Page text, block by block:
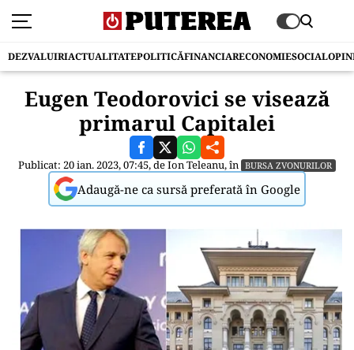
DEZVALUIRIACTUALITATEPOLITICĂFINANCIARECONOMIESOCIAL
Eugen Teodorovici se visează
primarul Capitalei
Publicat: 20 ian. 2023, 07:45, deIon Teleanu, în BURSA ZVONURILOR
Adaugă-ne ca sursă preferată în Google